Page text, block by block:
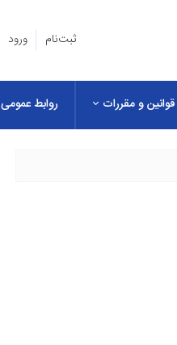
ثبت‌نام ورود
قوانین و مقررات روابط عمومی